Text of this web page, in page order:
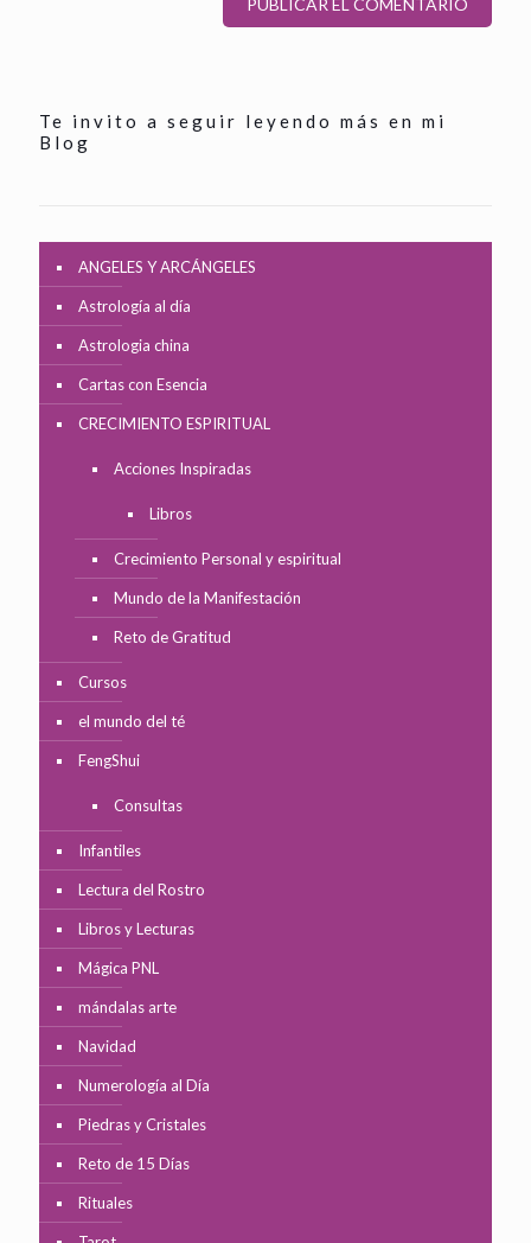
Te invito a seguir leyendo más en mi
Blog
ANGELES Y ARCÁNGELES
Astrología al día
Astrologia china
Cartas con Esencia
CRECIMIENTO ESPIRITUAL
Acciones Inspiradas
Libros
Crecimiento Personal y espiritual
Mundo de la Manifestación
Reto de Gratitud
Cursos
el mundo del té
FengShui
Consultas
Infantiles
Lectura del Rostro
Libros y Lecturas
Mágica PNL
mándalas arte
Navidad
Numerología al Día
Piedras y Cristales
Reto de 15 Días
Rituales